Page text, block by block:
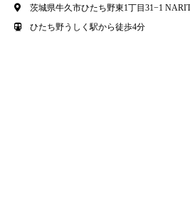
茨城県牛久市ひたち野東1丁目31−1
ひたち野うしく駅から徒歩4分